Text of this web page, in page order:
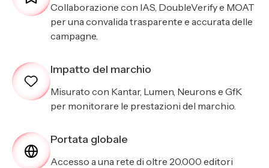
Collaborazione con IAS, DoubleVerify e MOAT
per una convalida trasparente e accurata delle
campagne.
Impatto del marchio
Misurato con Kantar, Lumen, Neurons e GfK
per monitorare le prestazioni del marchio.
Portata globale
Accesso a una rete di oltre 20.000 editori